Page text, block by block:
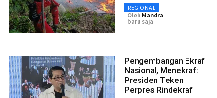
REGIONAL
Oleh Mandra
baru saja
Pengembangan Ekraf
Nasional, Menekraf:
Presiden Teken
Perpres Rindekraf